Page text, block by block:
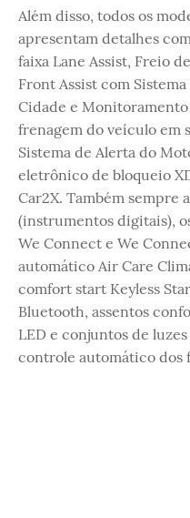
Além disso, todos os
apresentam detalhes
faixa Lane Assist, Freio
Front Assist com
Cidade e
frenagem do veículo em
Sistema de Alerta do
eletrônico de bloqueio
Car2X. Também sempre
(instrumentos digitais),
We Connect e We
automático Air Care
comfort start Keyless
Bluetooth, assentos
LED e conjuntos de
controle automático dos